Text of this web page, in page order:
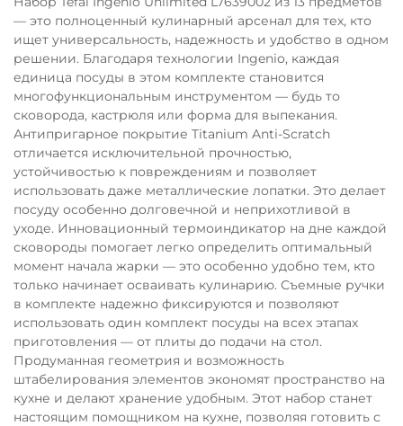
— это полноценный кулинарный арсенал для тех, кто
ищет универсальность, надежность и удобство в одном
решении. Благодаря технологии Ingenio, каждая
единица посуды в этом комплекте становится
многофункциональным инструментом — будь то
сковорода, кастрюля или форма для выпекания.
Антипригарное покрытие Titanium Anti-Scratch
отличается исключительной прочностью,
устойчивостью к повреждениям и позволяет
использовать даже металлические лопатки. Это делает
посуду особенно долговечной и неприхотливой в
уходе. Инновационный термоиндикатор на дне каждой
сковороды помогает легко определить оптимальный
момент начала жарки — это особенно удобно тем, кто
только начинает осваивать кулинарию. Съемные ручки
в комплекте надежно фиксируются и позволяют
использовать один комплект посуды на всех этапах
приготовления — от плиты до подачи на стол.
Продуманная геометрия и возможность
штабелирования элементов экономят пространство на
кухне и делают хранение удобным. Этот набор станет
настоящим помощником на кухне, позволяя готовить с
раз в 2 недели